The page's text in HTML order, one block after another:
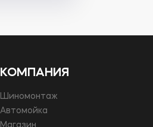
КОМПАНИЯ
Шиномонтаж
Автомойка
Магазин